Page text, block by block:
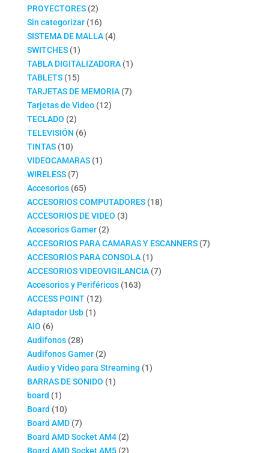
productos
PROYECTORES 22
productos
Sin categorizar 1616
productos
SISTEMA DE MALLA 44
SWITCHES 11
producto
TABLA DIGITALIZADORA 11
TABLETS 1515
productos
TARJETAS DE MEMORIA 77
Tarjetas de Video 1212
TECLADO 22
productos
TELEVISIÓN 66
TINTAS 1010
productos
VIDEOCAMARAS 11
WIRELESS 77
productos
Accesorios 6565
productos
ACCESORIOS COMPUTADORES 1818
ACCESORIOS DE VIDEO 33
Accesorios Gamer 22
productos
ACCESORIOS PARA CAMARAS Y ESCANNERS 77
ACCESORIOS PARA CONSOLA 11
producto
ACCESORIOS VIDEOVIGILANCIA 77
Accesorios y Periféricos 163163
ACCESS POINT 1212
Adaptador Usb 11
AIO 66
productos
Audifonos 2828
productos
Audifonos Gamer 22
productos
Audio y Video para Streaming 11
BARRAS DE SONIDO 11
board 11
producto
Board 1010
productos
Board AMD 77
productos
Board AMD Socket AM4 22
productos
Board AMD Socket AM5 22